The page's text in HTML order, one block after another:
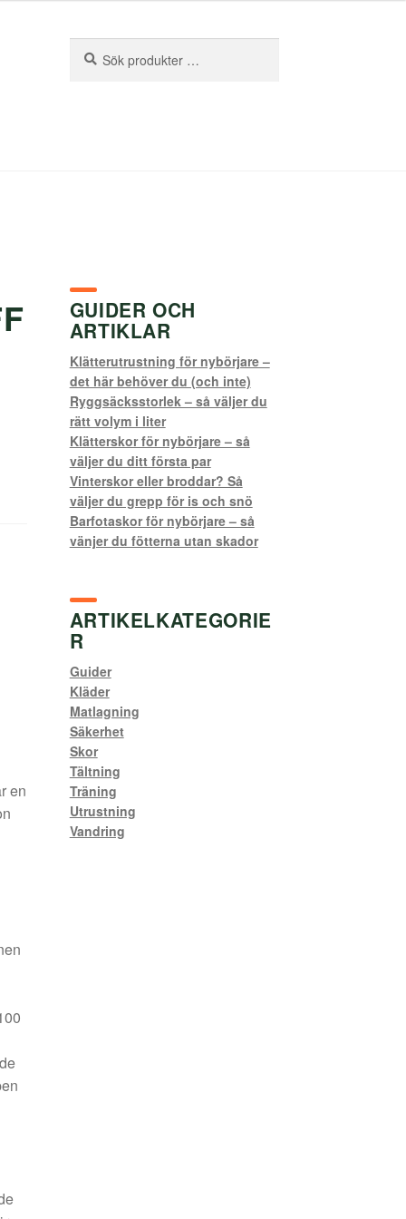
efter:
en
GUIDER OCH
ARTIKLAR
Klätterutrustning för nybörjare –
det här behöver du (och inte)
Ryggsäcksstorlek – så väljer du
rätt volym i liter
Klätterskor för nybörjare – så
väljer du ditt första par
Vinterskor eller broddar? Så
väljer du grepp för is och snö
Barfotaskor för nybörjare – så
vänjer du fötterna utan skador
ARTIKELKATEGORIE
R
Guider
Kläder
Matlagning
Säkerhet
Skor
Tältning
Träning
Utrustning
Vandring